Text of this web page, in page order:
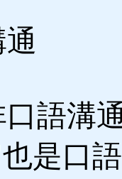
語溝
也是口